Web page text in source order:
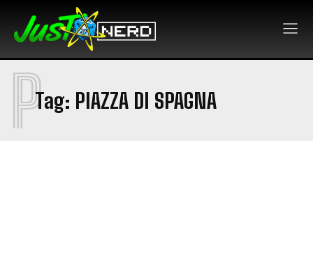
Tag: PIAZZA DI SPAGNA
P